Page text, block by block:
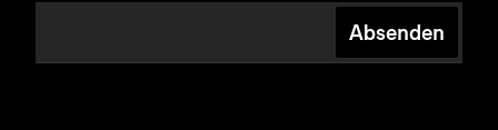
Absenden